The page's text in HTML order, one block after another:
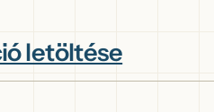
letöltése